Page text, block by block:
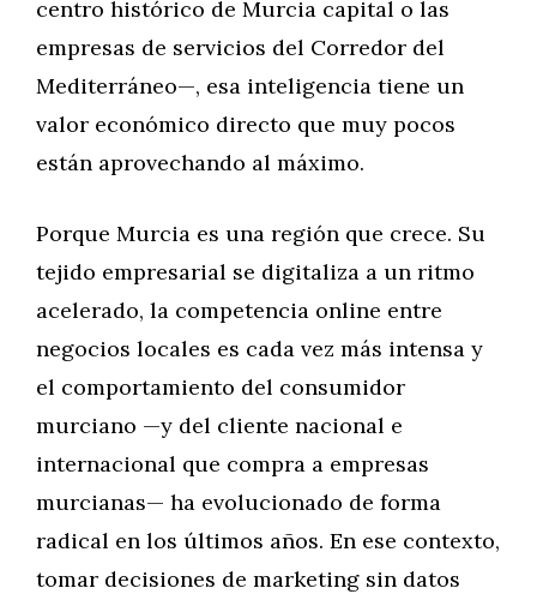
centro histórico de Murcia capital o las
empresas de servicios del Corredor del
Mediterráneo—, esa inteligencia tiene un
valor económico directo que muy pocos
están aprovechando al máximo.
Porque Murcia es una región que crece. Su
tejido empresarial se digitaliza a un ritmo
acelerado, la competencia online entre
negocios locales es cada vez más intensa y
el comportamiento del consumidor
murciano —y del cliente nacional e
internacional que compra a empresas
murcianas— ha evolucionado de forma
radical en los últimos años. En ese contexto,
tomar decisiones de marketing sin datos